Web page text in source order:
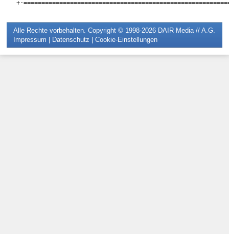
Alle Rechte vorbehalten. Copyright © 1998-2026 DAIR Media // A.G.
Impressum | Datenschutz | Cookie-Einstellungen